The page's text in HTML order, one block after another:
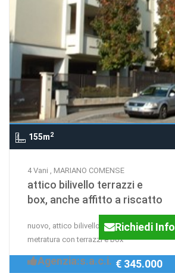
155m2
4 Vani , MARIANO COMENSE
attico bilivello terrazzi e
box, anche affitto a riscatto
nuovo, attico bilivello di ampia
metratura con terrazzi e box
Richiedi Info
Agenzia:s.a.c.i. € 345.000